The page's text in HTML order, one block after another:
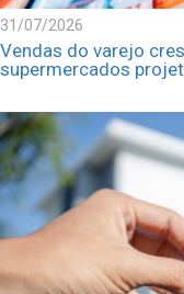
31/07/2026
Vendas do varejo
supermercados